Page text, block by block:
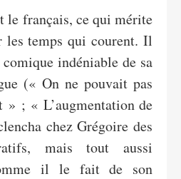
le français, ce qui mérite
les temps qui courent. Il
indéniable de sa
(« On ne pouvait pas
» ; « L’augmentation de
chez Grégoire des
mais tout aussi
il le fait de son